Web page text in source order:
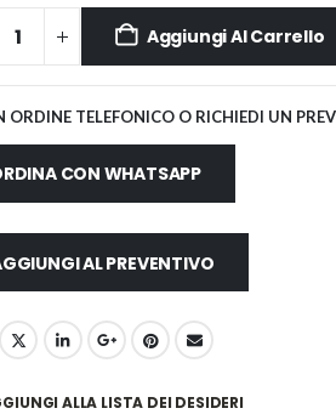
Aggiungi Al Carrello
ORDINE TELEFONICO O RICHIEDI UN
CON WHATSAPP
AL PREVENTIVO
ALLA LISTA DEI DESIDERI